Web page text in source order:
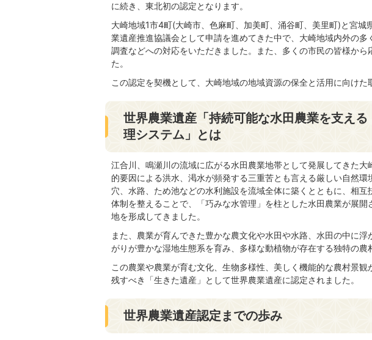
に続き、東北初の認定となります。
大崎地域1市4町(大崎市、色麻町、加美町、涌谷町、美里町)と宮城
業遺産推進協議会として申請を進めてきた中で、大崎地域内外の
調査などへの対応をいただきました。また、多くの市民の皆様か
た。
この認定を契機として、大崎地域の地域資源の保全と活用に向けた
世界農業遺産「持続可能な水田農業を支え
理システム」とは
江合川、鳴瀬川の流域に広がる水田農業地帯として発展してきた
的要因による洪水、渇水が頻発する三重苦とも言える厳しい自然
穴、水路、ため池などの水利施設を流域全体に築くとともに、相
体制を整えることで、「巧みな水管理」を柱とした水田農業が展
地を形成してきました。
また、農業が育んできた豊かな農文化や水田や水路、水田の中に
がりが豊かな湿地生態系を育み、多様な動植物が存在する独特の農
この農業や農業が育む文化、生物多様性、美しく機能的な農村景
残すべき「生きた遺産」として世界農業遺産に認定されました。
世界農業遺産認定までの歩み